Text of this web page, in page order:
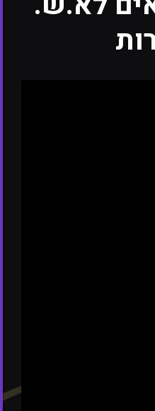
ולנסות לאתר את
הדיגיטלי שיש
ישנם קבצים רבים,
דיגיטליים אחרים
עם כמויות גדולות
להסתמך על כלי ניתוח
לחוקי פרטיות
על איזון עדין בין
הפרט. שימוש
לתוצאות בלתי